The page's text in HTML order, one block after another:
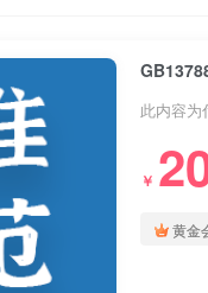
此内容为
￥
黄金